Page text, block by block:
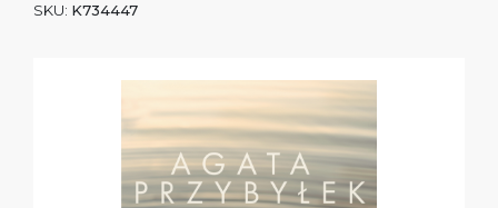
SKU: K734447